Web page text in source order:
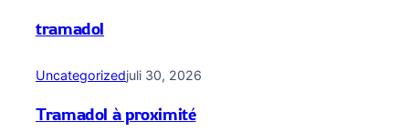
tramadol
Uncategorizedjuli 30, 2026
Tramadol à proximité